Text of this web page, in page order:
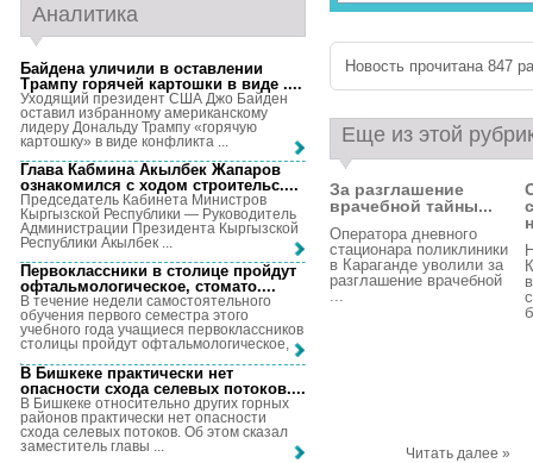
Новость прочитана 847
Еще из этой
За разглашение
врачебной тайны...
Оператора дневного
стационара поликлиники
в Караганде уволили за
разглашение врачебной
...
Читать далее »
Аналитика
Байдена уличили в оставлении
Трампу горячей картошки в виде ....
Уходящий президент США Джо Байден
оставил избранному американскому
лидеру Дональду Трампу «горячую
картошку» в виде конфликта ...
Глава Кабмина Акылбек Жапаров
ознакомился с ходом строительс....
Председатель Кабинета Министров
Кыргызской Республики — Руководитель
Администрации Президента Кыргызской
Республики Акылбек ...
Первоклассники в столице пройдут
офтальмологическое, стомато....
В течение недели самостоятельного
обучения первого семестра этого
учебного года учащиеся первоклассников
столицы пройдут офтальмологическое, ...
В Бишкеке практически нет
опасности схода селевых потоков....
В Бишкеке относительно других горных
районов практически нет опасности
схода селевых потоков. Об этом сказал
заместитель главы ...